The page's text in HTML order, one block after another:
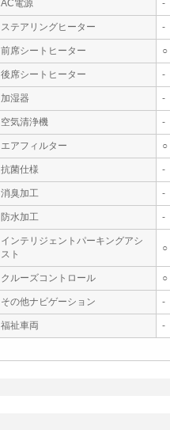
AC電源 -
ステアリングヒーター -
前席シートヒーター ○
後席シートヒーター -
加湿器 -
空気清浄機 -
エアフィルター ○
抗菌仕様 -
消臭加工 -
防水加工 -
インテリジェントパーキングアシ
スト
○
クルーズコントロール ○
その他ナビゲーション -
福祉車両
-